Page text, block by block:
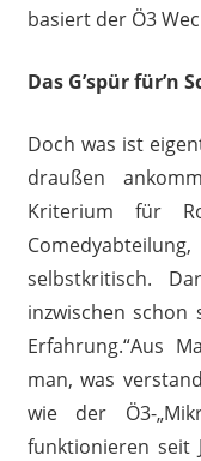
basiert der Ö3
Das G’spür für’n
Doch was ist
draußen
Kriterium für
selbstkritisch.
inzwischen
Erfahrung.“Aus
man, was
wie der Ö3-
funktionieren seit